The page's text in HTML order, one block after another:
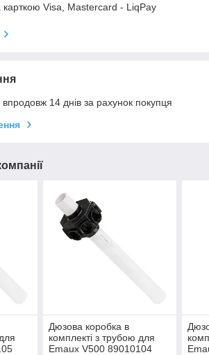
Visa, Mastercard - LiqPay
14 днів за рахунок покупця
Дюзова коробка в
комплекті з трубою для
Emaux V500 89010104